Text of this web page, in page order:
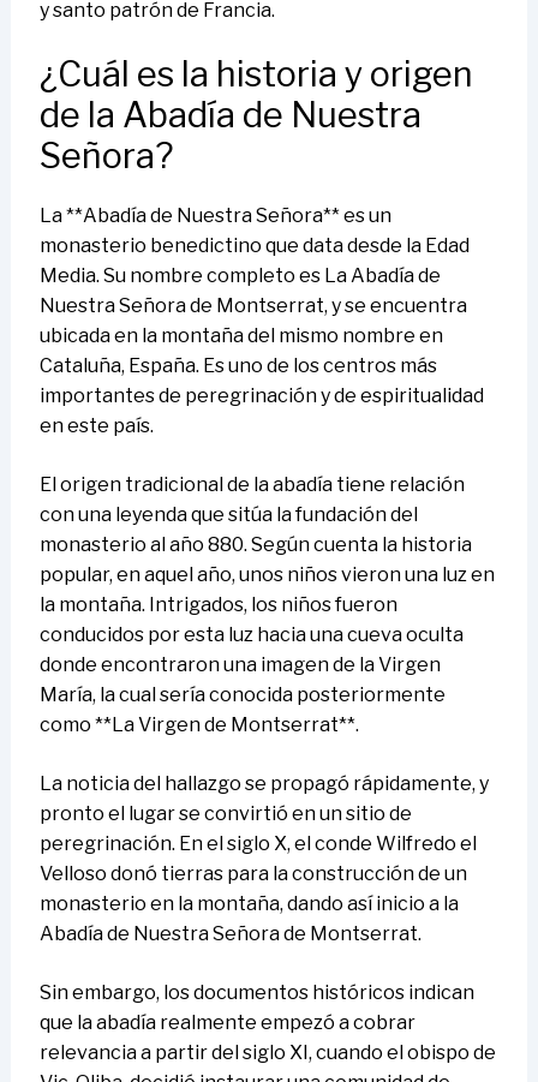
y santo patrón de Francia.
¿Cuál es la historia y origen
de la Abadía de Nuestra
Señora?
La **Abadía de Nuestra Señora** es un
monasterio benedictino que data desde la Edad
Media. Su nombre completo es La Abadía de
Nuestra Señora de Montserrat, y se encuentra
ubicada en la montaña del mismo nombre en
Cataluña, España. Es uno de los centros más
importantes de peregrinación y de espiritualidad
en este país.
El origen tradicional de la abadía tiene relación
con una leyenda que sitúa la fundación del
monasterio al año 880. Según cuenta la historia
popular, en aquel año, unos niños vieron una luz en
la montaña. Intrigados, los niños fueron
conducidos por esta luz hacia una cueva oculta
donde encontraron una imagen de la Virgen
María, la cual sería conocida posteriormente
como **La Virgen de Montserrat**.
La noticia del hallazgo se propagó rápidamente, y
pronto el lugar se convirtió en un sitio de
peregrinación. En el siglo X, el conde Wilfredo el
Velloso donó tierras para la construcción de un
monasterio en la montaña, dando así inicio a la
Abadía de Nuestra Señora de Montserrat.
Sin embargo, los documentos históricos indican
que la abadía realmente empezó a cobrar
relevancia a partir del siglo XI, cuando el obispo de